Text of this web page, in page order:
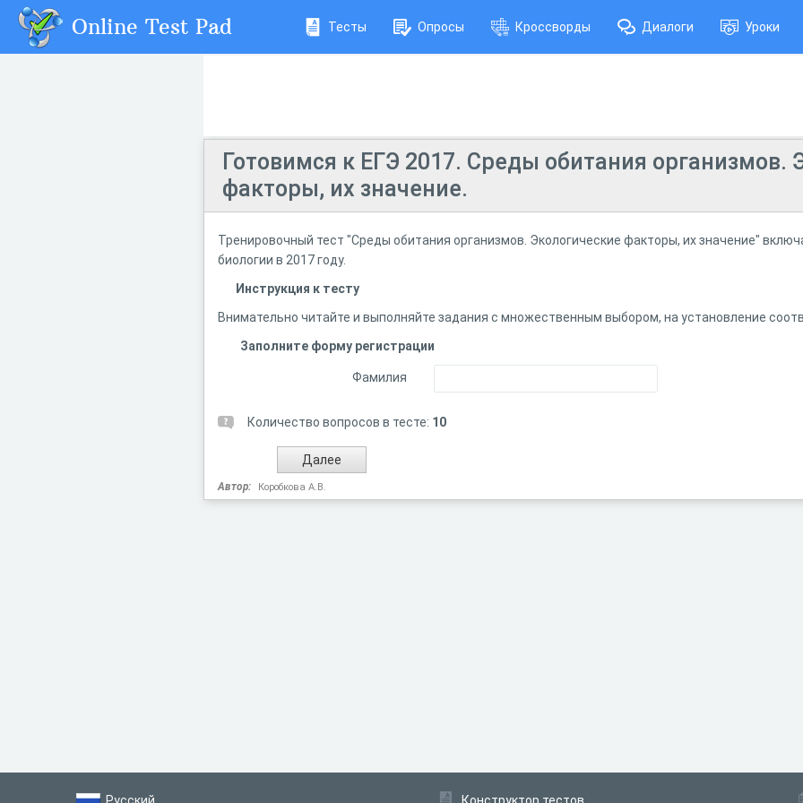
Online Test Pad Тесты Опросы Кроссворды Диалоги Уроки
Готовимся к ЕГЭ 2017. Среды обитания организмов.
факторы, их значение.
Тренировочный тест "Среды обитания организмов. Экологические факторы, их значение"
биологии в 2017 году.
Инструкция к тесту
Внимательно читайте и выполняйте задания с множественным выбором, на установление
Заполните форму регистрации
Фамилия
Количество вопросов в тесте: 10
Автор: Коробкова А.В.